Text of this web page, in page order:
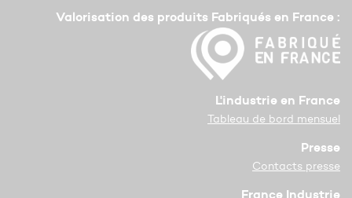
Valorisation des produits Fabriqués en France :
L'industrie en France
Tableau de bord mensuel
Presse
Contacts presse
France Industrie